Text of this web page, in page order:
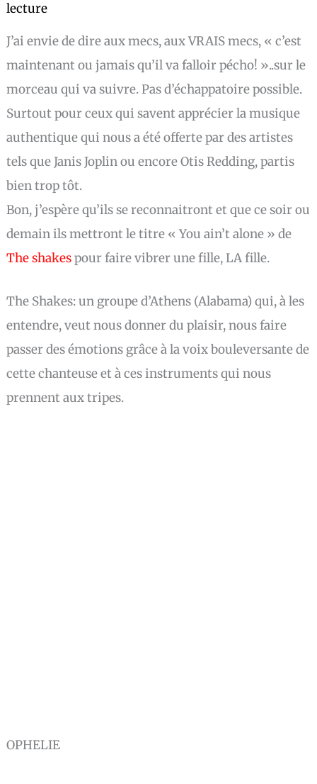
lecture
J’ai envie de dire aux mecs, aux VRAIS mecs, « c’est
maintenant ou jamais qu’il va falloir pécho! »..sur le
morceau qui va suivre. Pas d’échappatoire possible.
Surtout pour ceux qui savent apprécier la musique
authentique qui nous a été offerte par des artistes
tels que Janis Joplin ou encore Otis Redding, partis
bien trop tôt.
Bon, j’espère qu’ils se reconnaitront et que ce soir ou
demain ils mettront le titre « You ain’t alone » de
The shakespour faire vibrer une fille, LA fille.
The Shakes: un groupe d’Athens (Alabama) qui, à les
entendre, veut nous donner du plaisir, nous faire
passer des émotions grâce à la voix bouleversante de
cette chanteuse et à ces instruments qui nous
prennent aux tripes.
OPHELIE